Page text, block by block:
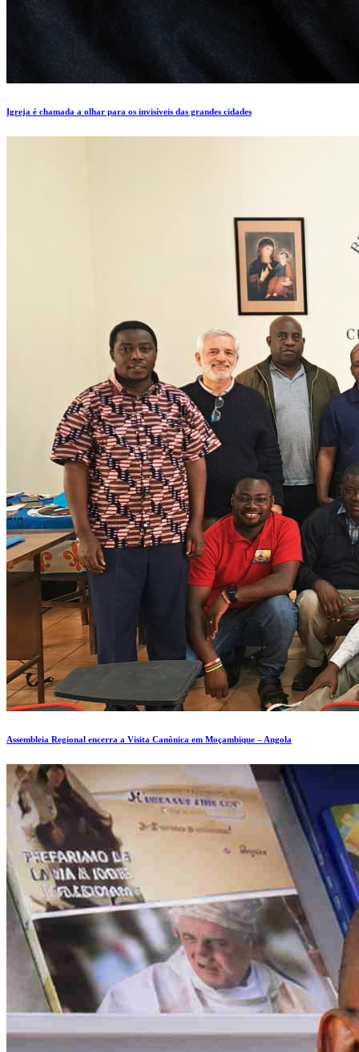
Igreja é chamada a olhar para os invisíveis das grandes cidades
Assembleia Regional encerra a Visita Canônica em Moçambique – Angola